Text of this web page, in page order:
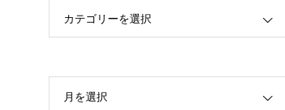
カテゴリーを選択
月を選択